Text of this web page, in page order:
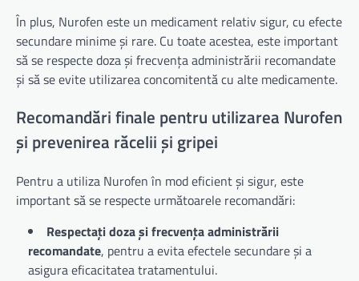
În plus, Nurofen este un medicament relativ sigur, cu efecte
secundare minime și rare. Cu toate acestea, este important
să se respecte doza și frecvența administrării recomandate
și să se evite utilizarea concomitentă cu alte medicamente.
Recomandări finale pentru utilizarea Nurofen
și prevenirea răcelii și gripei
Pentru a utiliza Nurofen în mod eficient și sigur, este
important să se respecte următoarele recomandări:
Respectați doza și frecvența administrării
recomandate, pentru a evita efectele secundare și a
asigura eficacitatea tratamentului.